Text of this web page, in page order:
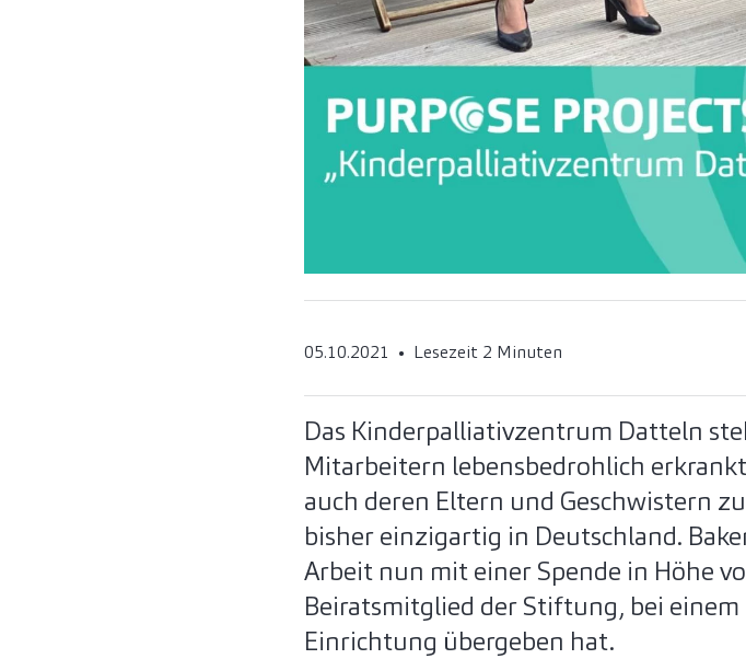
05.10.2021 Lesezeit 2 Minuten
Das Kinderpalliativzentrum Datteln
Mitarbeitern lebensbedrohlich
auch deren Eltern und Geschwistern
bisher einzigartig in Deutschland.
Arbeit nun mit einer Spende in Höhe
Beiratsmitglied der Stiftung, bei
Einrichtung übergeben hat.